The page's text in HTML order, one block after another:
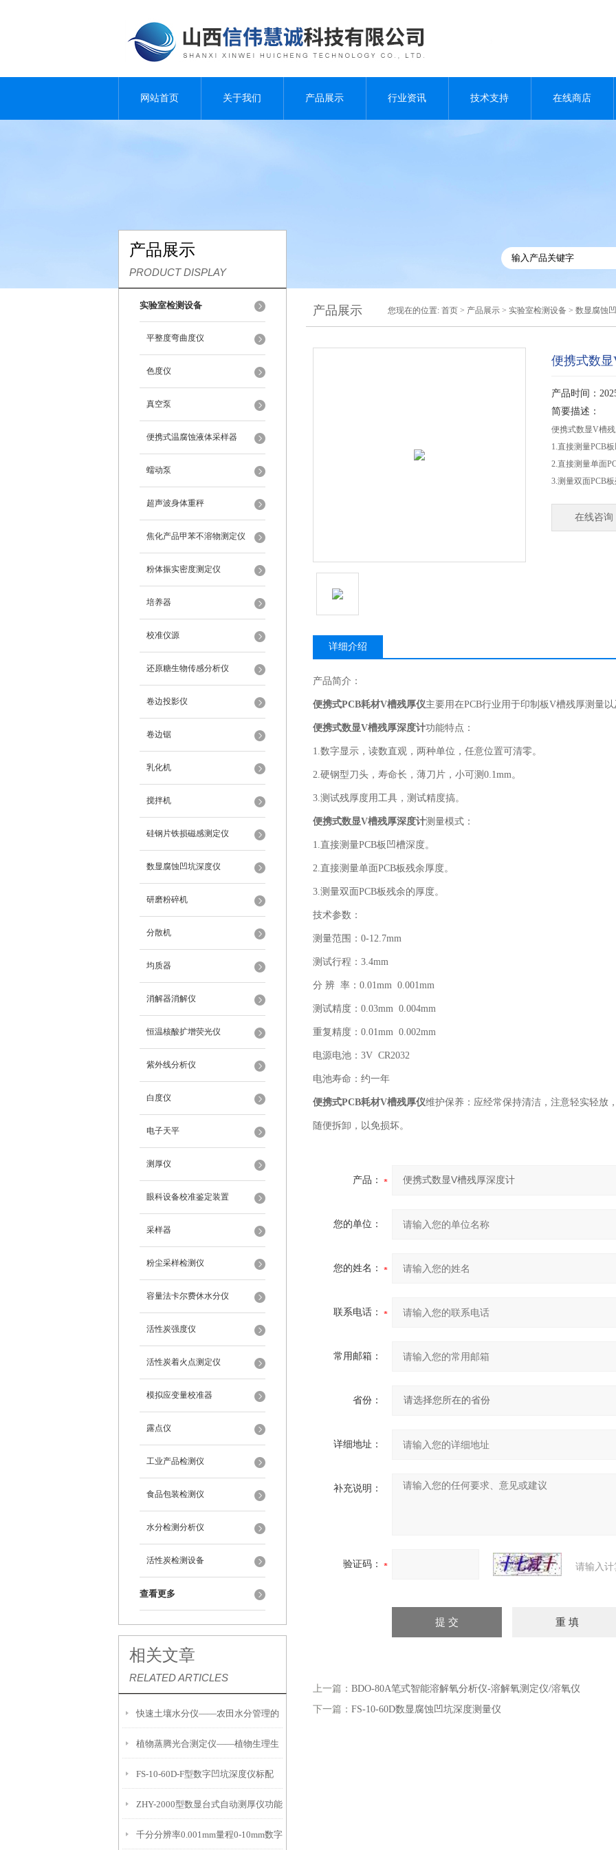
网站首页 关于我们 产品展示 行业资讯 技术支持 在线商店
产品展示
PRODUCT DISPLAY
实验室检测设备
平整度弯曲度仪
色度仪
真空泵
便携式温腐蚀液体采样器
蠕动泵
超声波身体重秤
焦化产品甲苯不溶物测定仪
粉体振实密度测定仪
培养器
校准仪源
还原糖生物传感分析仪
卷边投影仪
卷边锯
乳化机
搅拌机
硅钢片铁损磁感测定仪
数显腐蚀凹坑深度仪
研磨粉碎机
分散机
均质器
消解器消解仪
恒温核酸扩增荧光仪
紫外线分析仪
白度仪
电子天平
测厚仪
眼科设备校准鉴定装置
采样器
粉尘采样检测仪
容量法卡尔费休水分仪
活性炭强度仪
活性炭着火点测定仪
模拟应变量校准器
露点仪
工业产品检测仪
食品包装检测仪
水分检测分析仪
活性炭检测设备
查看更多
相关文章
RELATED ARTICLES
快速土壤水分仪——农田水分管理的
便携式检测工具
植物蒸腾光合测定仪——植物生理生
态的实时监测设备
FS-10-60D-F型数字凹坑深度仪标配
IP54级表头分辨率0.01mm量程
10mm！
ZHY-2000型数显台式自动测厚仪功能
特点
千分分辨率0.001mm量程0-10mm数字
产品展示 您现在的位置: 首页 > 产品展示 > 实验室检测设备 > 数显腐蚀
便携式数
产品时间：
简要描述：
便携式数显V槽
1.直接测量PCB板
2.直接测量单面
3.测量双面PCB板
在线咨询
详细介绍
产品简介：
便携式PCB耗材V槽残厚仪主要用在PCB行业用于印制板V槽残厚测量以
便携式数显V槽残厚深度计功能特点：
1.数字显示，读数直观，两种单位，任意位置可清零。
2.硬钢型刀头，寿命长，薄刀片，小可测0.1mm。
3.测试残厚度用工具，测试精度搞。
便携式数显V槽残厚深度计测量模式：
1.直接测量PCB板凹槽深度。
2.直接测量单面PCB板残余厚度。
3.测量双面PCB板残余的厚度。
技术参数：
测量范围：0-12.7mm
测试行程：3.4mm
分 辨 率：0.01mm 0.001mm
测试精度：0.03mm 0.004mm
重复精度：0.01mm 0.002mm
电源电池：3V CR2032
电池寿命：约一年
便携式PCB耗材V槽残厚仪维护保养：应经常保持清洁，注意轻实轻放
随便拆卸，以免损坏。
产品：
您的单位：
您的姓名：
联系电话：
常用邮箱：
省份：
详细地址：
补充说明：
验证码： 请输入
上一篇： BDO-80A笔式智能溶解氧分析仪-溶解氧测定仪/溶氧仪
下一篇： FS-10-60D数显腐蚀凹坑深度测量仪